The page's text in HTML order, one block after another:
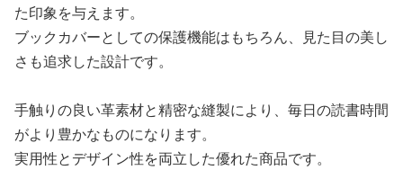
た印象を与えます。
ブックカバーとしての保護機能はもちろん、見た目の美し
さも追求した設計です。
手触りの良い革素材と精密な縫製により、毎日の読書時間
がより豊かなものになります。
実用性とデザイン性を両立した優れた商品です。